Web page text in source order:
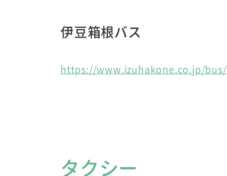
伊豆箱根バス
https://www.izuhakone.co.jp/bus/
タクシー